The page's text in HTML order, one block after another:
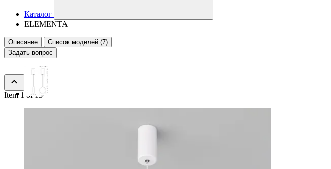
Каталог
ELEMENTA
Описание
Список моделей (7)
Задать вопрос
Item 1 of 13